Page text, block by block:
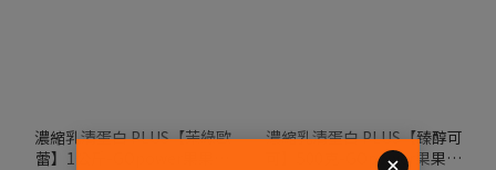
濃縮乳清蛋白 PLUS【茉綠歐
蕾】1公斤-GOpower果果能
濃縮乳清蛋白 PLUS【臻醇可
可】500克-GOpower果果能